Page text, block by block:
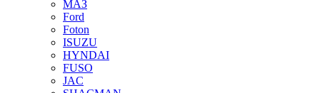
МАЗ
Ford
Foton
ISUZU
HYNDAI
FUSO
JAC